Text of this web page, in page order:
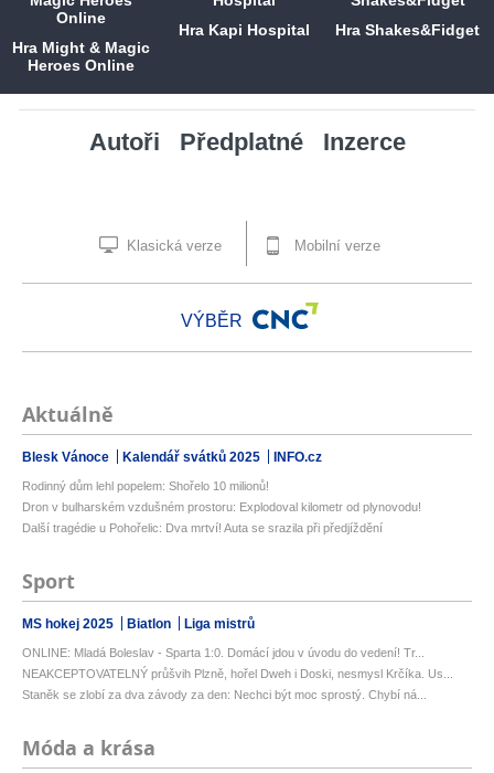
Hra Might & Magic
Heroes Online
Hra Kapi Hospital Hra Shakes&Fidget
Autoři Předplatné Inzerce
Klasická verze Mobilní verze
VÝBĚR
Aktuálně
Blesk Vánoce Kalendář svátků 2025 INFO.cz
Rodinný dům lehl popelem: Shořelo 10 milionů!
Dron v bulharském vzdušném prostoru: Explodoval kilometr od plynovodu!
Další tragédie u Pohořelic: Dva mrtví! Auta se srazila při předjíždění
Sport
MS hokej 2025 Biatlon Liga mistrů
ONLINE: Mladá Boleslav - Sparta 1:0. Domácí jdou v úvodu do vedení! Tr...
NEAKCEPTOVATELNÝ průšvih Plzně, hořel Dweh i Doski, nesmysl Krčíka. Us...
Staněk se zlobí za dva závody za den: Nechci být moc sprostý. Chybí ná...
Móda a krása